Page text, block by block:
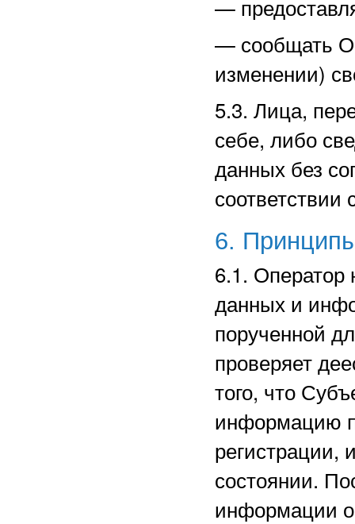
—
— сообщать
изменении)
5.3. Лица,
себе, либо
данных без
соответствии
6.
6.1. Оператор
данных и
порученной
проверяет
того, что
информацию
регистрации,
состоянии.
информации